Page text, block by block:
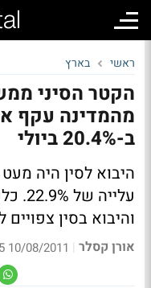
ראשי בארץ
הקטר הסיני
מהמדינה עקף
ב-20.4% ביולי
היבוא לסין היה
והיבוא בסין
אורן קסלר |
10/08/2011 16:05